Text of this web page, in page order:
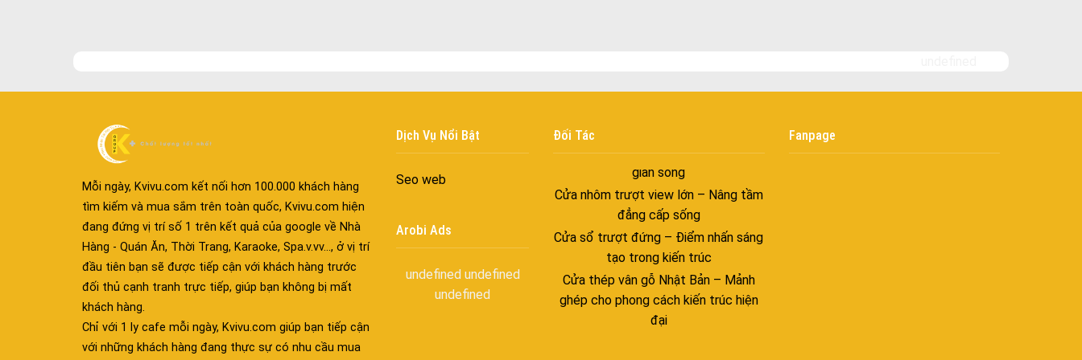
Mỗi ngày, Kvivu.com kết nối hơn 100.000 khách hàng
tìm kiếm và mua sắm trên toàn quốc, Kvivu.com hiện
đang đứng vị trí số 1 trên kết quả của google về Nhà
Hàng - Quán Ăn, Thời Trang, Karaoke, Spa.v.vv..., ở vị trí
đầu tiên bạn sẽ được tiếp cận với khách hàng trước
đối thủ cạnh tranh trực tiếp, giúp bạn không bị mất
khách hàng.
Chỉ với 1 ly cafe mỗi ngày, Kvivu.com giúp bạn tiếp cận
với những khách hàng đang thực sự có nhu cầu mua
Dịch Vụ Nổi Bật
Seo web
Arobi Ads
undefined undefined
undefined
Đối Tác
Cửa nhôm thông gió – Đưa sinh khí
Cửa nhôm xếp trượt – Kết nối không
Cửa nhôm trượt view lớn – Nâng tầm
đẳng cấp sống
Cửa sổ trượt đứng – Điểm nhấn sáng
tạo trong kiến trúc
Cửa thép vân gỗ Nhật Bản – Mảnh
ghép cho phong cách kiến trúc hiện
đại
spa biên hòa
Fanpage